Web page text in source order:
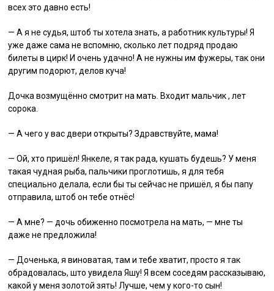
всех это давно есть!
— А я не судья, штоб ты хотела знать, а работник культуры! Я
уже даже сама не вспомню, сколько лет подряд продаю
билеты в цирк! И очень удачно! А не нужны им фужеры, так они
другим подорют, делов куча!
Дочка возмущённо смотрит на мать. Входит мальчик , лет
сорока.
— А чего у вас двери открыты? Здравствуйте, мама!
— Ой, хто пришёл! Янкеле, я так рада, кушать будешь? У меня
такая чудная рыба, пальчики проглотишь, я для тебя
специально делала, если бы ты сейчас не пришёл, я бы папу
отправила, штоб он тебе отнёс!
— А мне? — дочь обиженно посмотрела на мать, — мне ты
даже не предложила!
— Доченька, я виноватая, там и тебе хватит, просто я так
обрадовалась, што увидела Яшу! Я всем соседям рассказываю,
какой у меня золотой зять! Лучше, чем у кого-то сын!